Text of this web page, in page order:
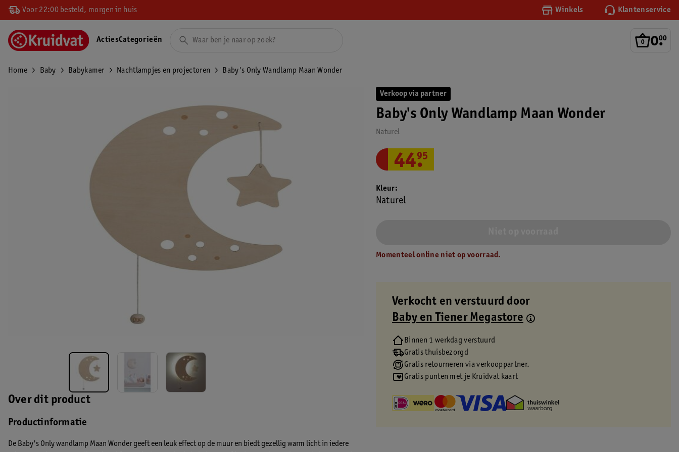
Voor 22:00 besteld, morgen in huis Winkels Klantenservice
0.
00
ActiesCategorieën
Home Baby Babykamer Nachtlampjes en projectoren Baby's Only Wandlamp Maan Wonder
Over dit product
Productinformatie
De Baby's Only wandlamp Maan Wonder geeft een leuk effect op de muur en biedt gezellig warm licht in iedere
Verkoop via partner
Baby's Only Wandlamp Maan Wonder
Naturel
44.
95
Kleur
Naturel
Momenteel online niet op voorraad.
Verkocht en verstuurd door
Baby en Tiener Megastore
Binnen 1 werkdag verstuurd
Gratis thuisbezorgd
Gratis retourneren via verkooppartner.
Gratis punten met je Kruidvat kaart